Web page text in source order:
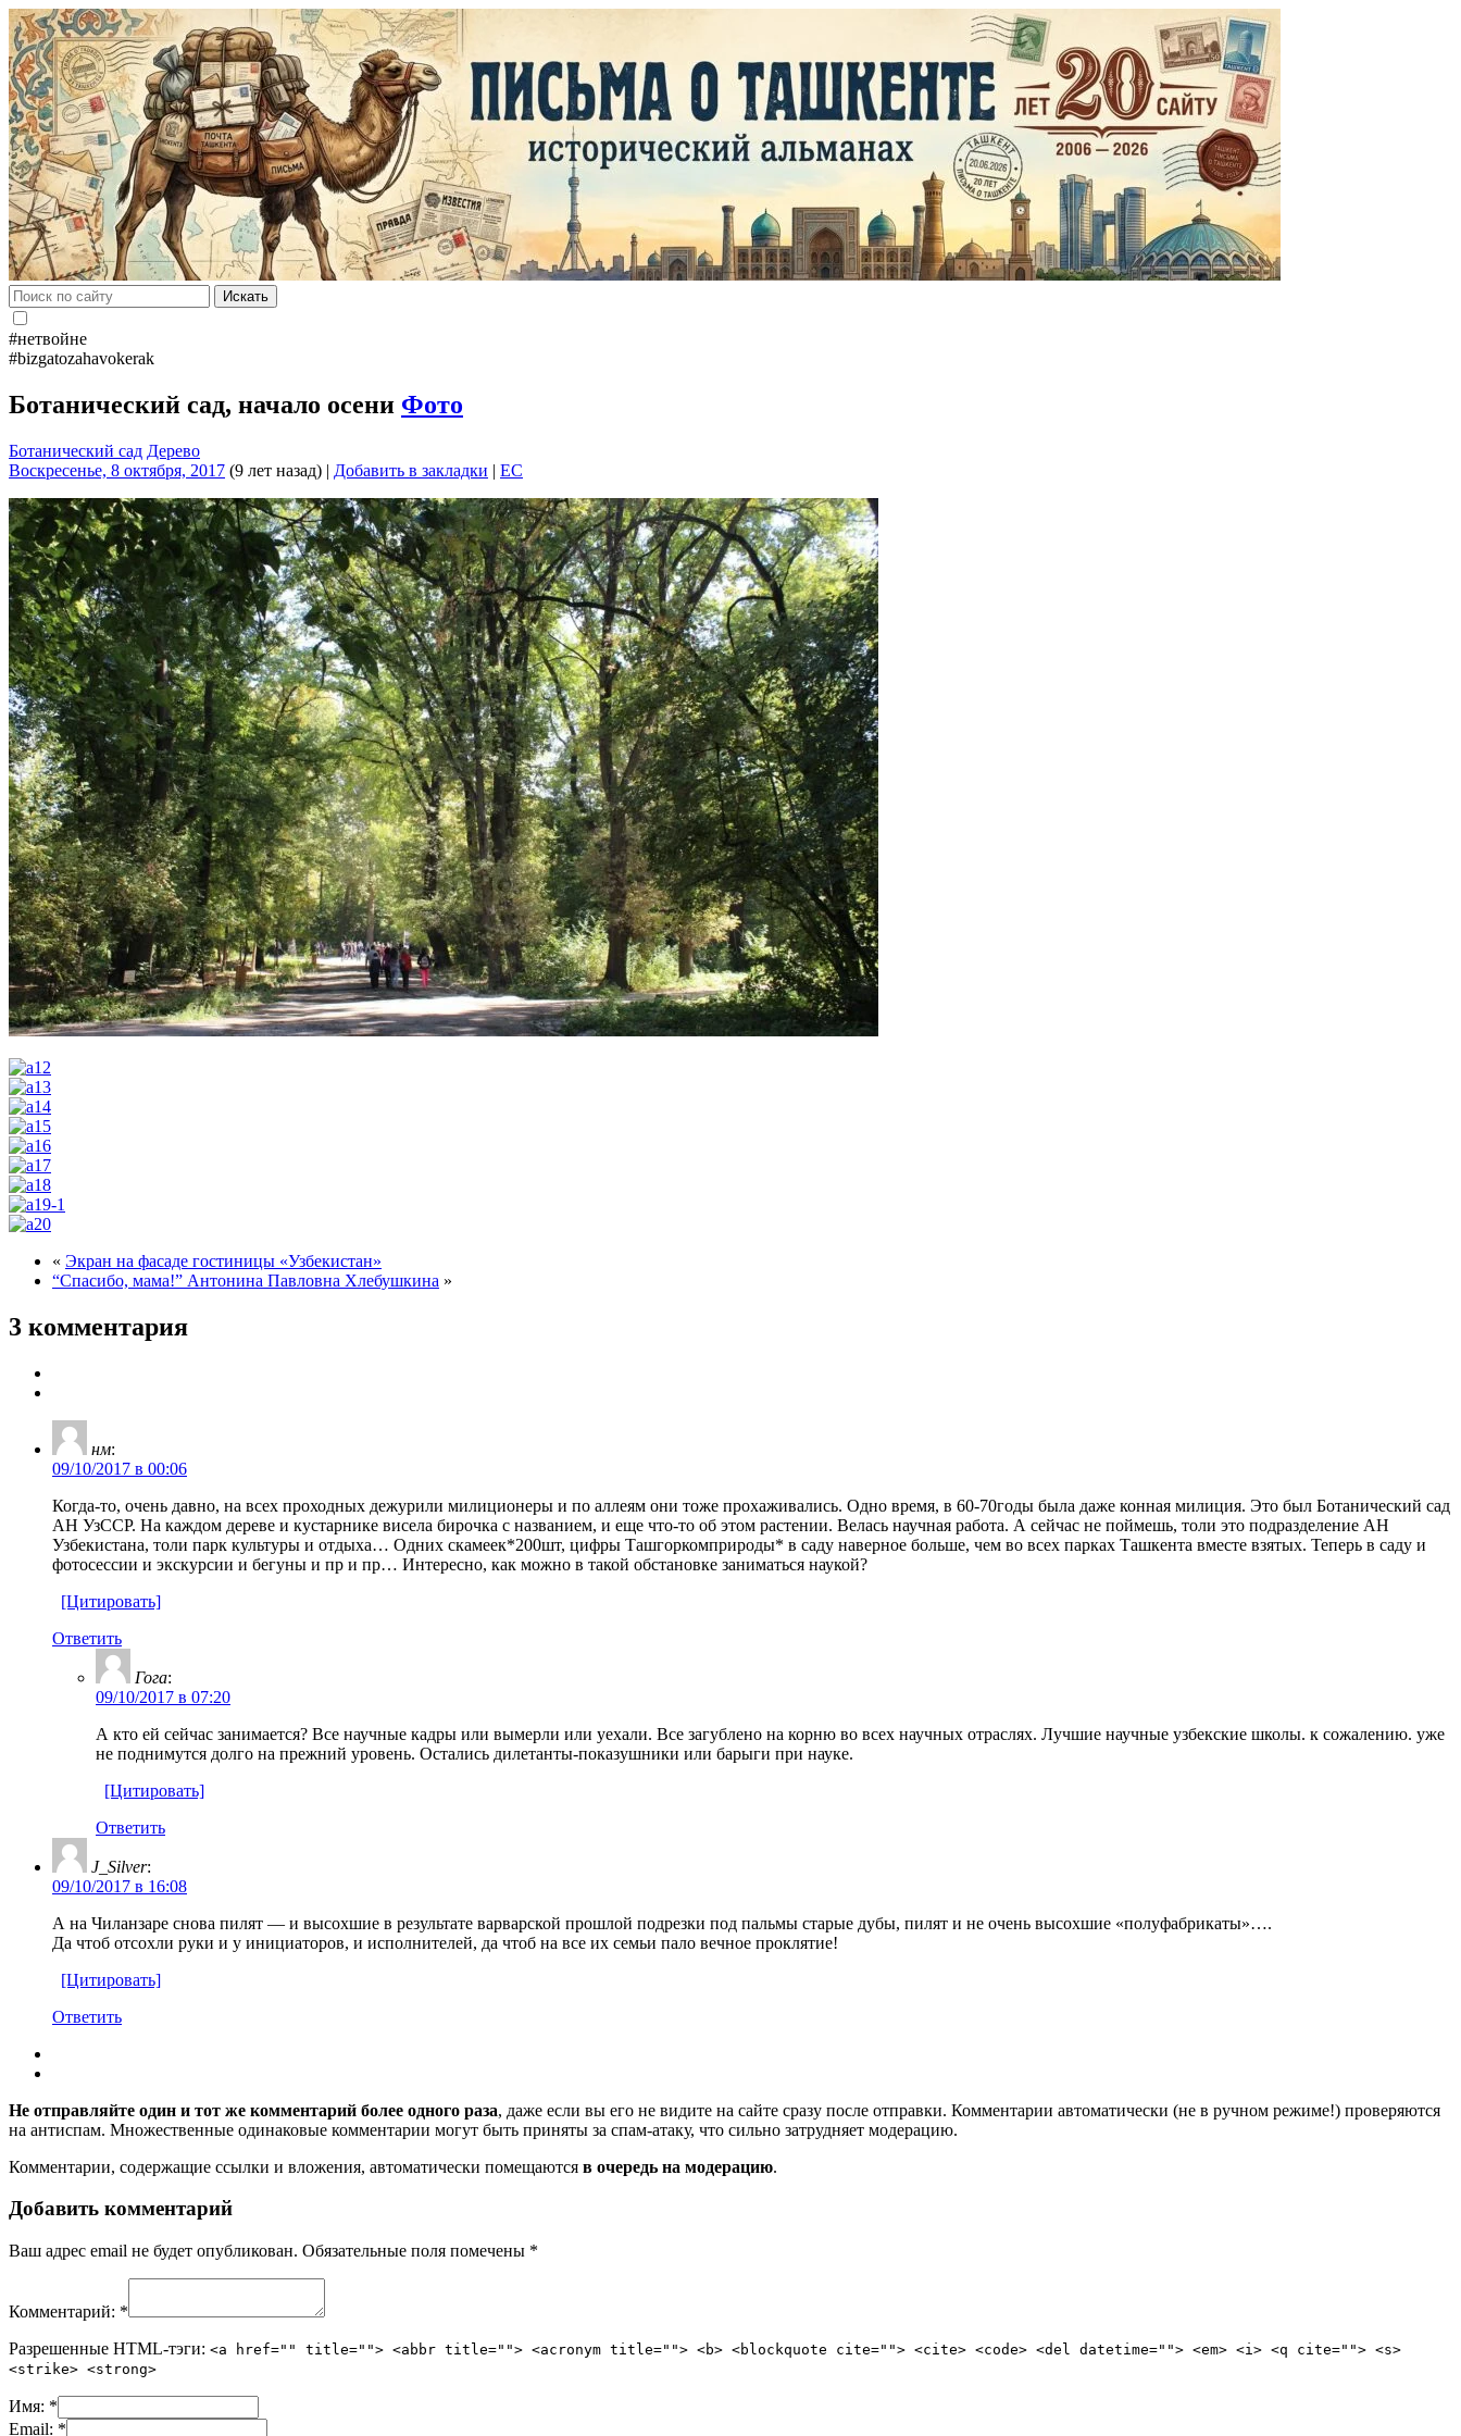
Искать
#нетвойне
#bizgatozahavokerak
Ботанический сад, начало осени Фото
Ботанический сад Дерево
Воскресенье, 8 октября, 2017 (9 лет назад) | Добавить в закладки | EC
« Экран на фасаде гостиницы «Узбекистан»
“Спасибо, мама!” Антонина Павловна Хлебушкина »
3 комментария
нм:
09/10/2017 в 00:06
Когда-то, очень давно, на всех проходных дежурили милиционеры и по аллеям они тоже прохаживались. Одно время, в 60-70годы была даже конная милиция. Это был Ботанический сад
АН УзССР. На каждом дереве и кустарнике висела бирочка с названием, и еще что-то об этом растении. Велась научная работа. А сейчас не поймешь, толи это подразделение АН
Узбекистана, толи парк культуры и отдыха… Одних скамеек*200шт, цифры Ташгоркомприроды* в саду наверное больше, чем во всех парках Ташкента вместе взятых. Теперь в саду и
фотосессии и экскурсии и бегуны и пр и пр… Интересно, как можно в такой обстановке заниматься наукой?
[Цитировать]
Ответить
Гога:
09/10/2017 в 07:20
А кто ей сейчас занимается? Все научные кадры или вымерли или уехали. Все загублено на корню во всех научных отраслях. Лучшие научные узбекские школы. к сожалению. уже
не поднимутся долго на прежний уровень. Остались дилетанты-показушники или барыги при науке.
[Цитировать]
Ответить
J_Silver:
09/10/2017 в 16:08
А на Чиланзаре снова пилят — и высохшие в результате варварской прошлой подрезки под пальмы старые дубы, пилят и не очень высохшие «полуфабрикаты»….
Да чтоб отсохли руки и у инициаторов, и исполнителей, да чтоб на все их семьи пало вечное проклятие!
[Цитировать]
Ответить
Не отправляйте один и тот же комментарий более одного раза, даже если вы его не видите на сайте сразу после отправки. Комментарии автоматически (не в ручном режиме!) проверяются
на антиспам. Множественные одинаковые комментарии могут быть приняты за спам-атаку, что сильно затрудняет модерацию.
Комментарии, содержащие ссылки и вложения, автоматически помещаются в очередь на модерацию.
Добавить комментарий
Ваш адрес email не будет опубликован. Обязательные поля помечены *
Комментарий: *
Разрешенные HTML-тэги: <a href="" title=""> <abbr title=""> <acronym title=""> <b> <blockquote cite=""> <cite> <code> <del datetime=""> <em> <i> <q cite=""> <s>
<strike> <strong>
Имя: *
Email: *